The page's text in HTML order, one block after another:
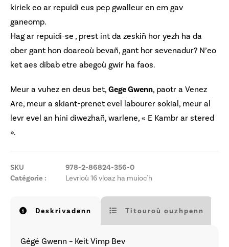
kiriek eo ar repuidi eus pep gwalleur en em gav
ganeomp.
Hag ar repuidi-se , prest int da zeskiñ hor yezh ha da
ober gant hon doareoù bevañ, gant hor sevenadur? N’eo
ket aes dibab etre abegoù gwir ha faos.
Meur a vuhez en deus bet, Gege Gwenn, paotr a Venez
Are, meur a skiant-prenet evel labourer sokial, meur al
levr evel an hini diwezhañ, warlene, « E Kambr ar stered
».
SKU
978-2-86824-356-0
Catégorie :
Levrioù 16 vloaz ha muioc'h
Deskrivadenn Titouroù ouzhpenn
Gégé Gwenn – Keit Vimp Bev